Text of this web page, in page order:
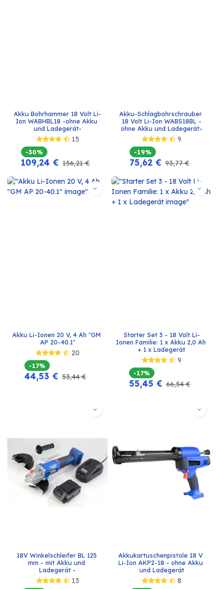
Akku Bohrhammer 18 Volt Li-
Ion WABHBL18 -ohne Akku
und Ladegerät-
15
-30%
109,24 € 156,21€
Akku-Schlagbohrschrauber
18 Volt Li-Ion WABS18BL -
ohne Akku und Ladegerät-
9
-19%
75,62 € 93,77€
Akku Li-Ionen 20 V, 4 Ah "GM
AP 20-40.1"
20
-17%
44,53 € 53,44€
Starter Set 3 - 18 Volt Li-
Ionen Familie: 1 x Akku 2,0 Ah
+ 1 x Ladegerät
9
-17%
55,45 € 66,54€
18V Winkelschleifer BL 125
mm - mit Akku und
Ladegerät -
13
Akkukartuschenpistole 18 V
Li-Ion AKP2-18 - ohne Akku
und Ladegerät
8